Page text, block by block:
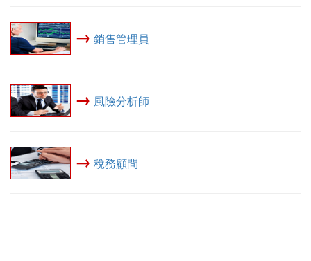
→ 銷售管理員
→ 風險分析師
→ 稅務顧問